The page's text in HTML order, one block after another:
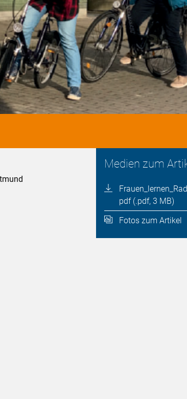
Medien zum
pdf (.pdf, 3 MB)
Fotos zum Artikel